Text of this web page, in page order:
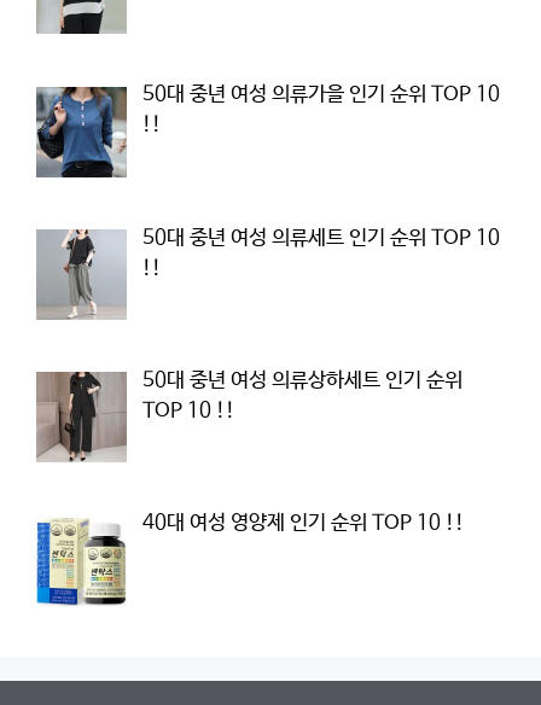
50대 중년 여성 의류가을 인기 순위 TOP 10
!!
50대 중년 여성 의류세트 인기 순위 TOP 10
!!
50대 중년 여성 의류상하세트 인기 순위
TOP 10 !!
40대 여성 영양제 인기 순위 TOP 10 !!